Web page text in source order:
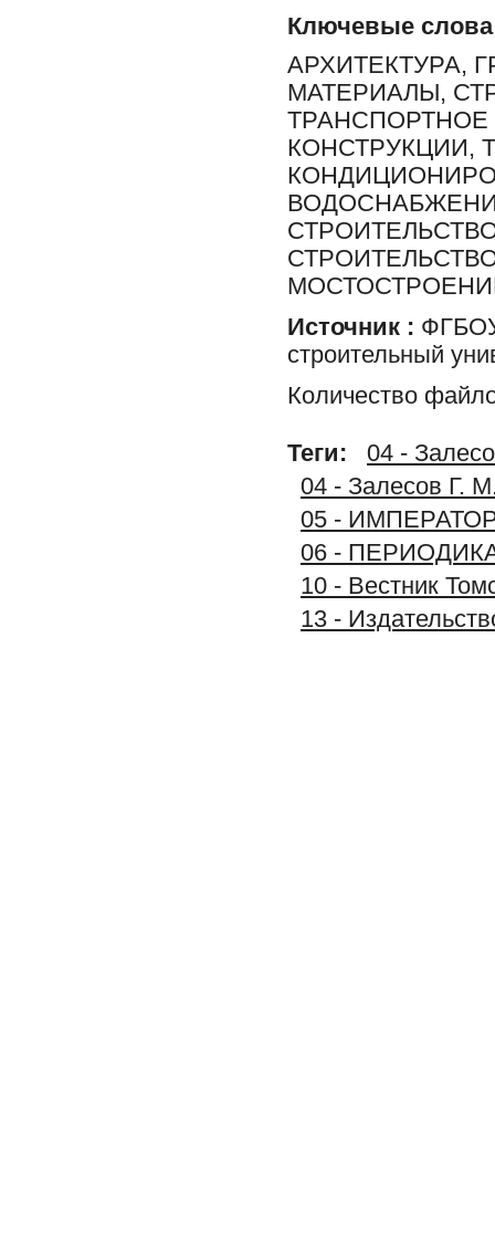
Ключевые слова
АРХИТЕКТУРА,
МАТЕРИАЛЫ,
ТРАНСПОРТНОЕ
КОНСТРУКЦИИ,
Источник : ФГБОУ
строительный
Количество
Теги:
04 -
04 - Залесов Г.
05 -
06 -
10 - Вестник
13 -